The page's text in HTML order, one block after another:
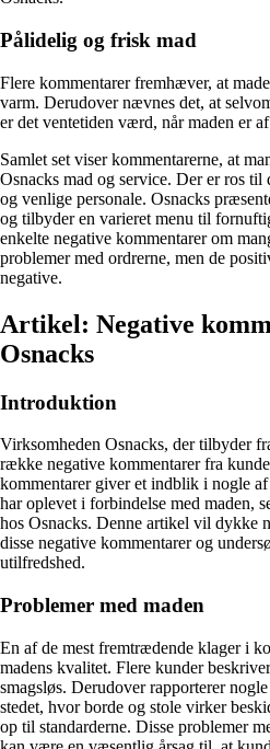
Pålidelig og frisk mad
Flere kommentarer fremhæver, at
varm. Derudover nævnes det, at
er det ventetiden værd, når maden er
Samlet set viser kommentarerne, at
Osnacks mad og service. Der er ros
og venlige personale. Osnacks
og tilbyder en varieret menu til
enkelte negative kommentarer om
problemer med ordrerne, men de
negative.
Artikel: Negative
Osnacks
Introduktion
Virksomheden Osnacks, der tilbyder
række negative kommentarer fra
kommentarer giver et indblik i nogle
har oplevet i forbindelse med maden,
hos Osnacks. Denne artikel vil dykke
disse negative kommentarer og
utilfredshed.
Problemer med maden
En af de mest fremtrædende klager i
madens kvalitet. Flere kunder
smagsløs. Derudover rapporterer
stedet, hvor borde og stole virker
op til standarderne. Disse problemer